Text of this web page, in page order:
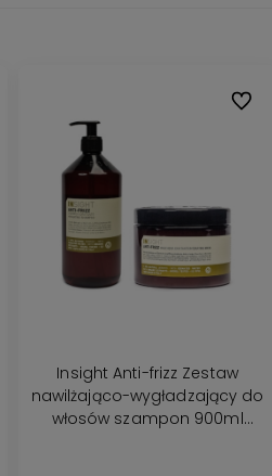
Insight Anti-frizz Zestaw
nawilżająco-wygładzający do
włosów szampon 900ml
Do